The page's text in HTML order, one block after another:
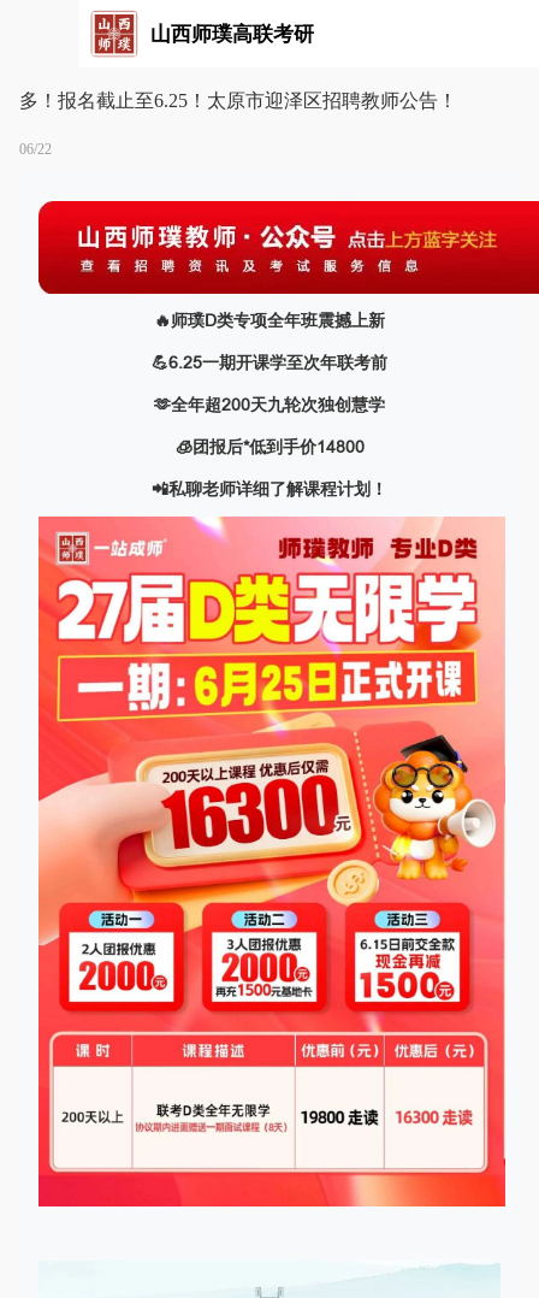
山西师璞高联考研
多！报名截止至6.25！太原市迎泽区招聘教师公告！
06/22
🔥师璞D类专项全年班震撼上新
💪6.25一期开课学至次年联考前
🫶全年超200天九轮次独创慧学
🧊️团报后*低到手价14800
📲私聊老师详细了解课程计划！